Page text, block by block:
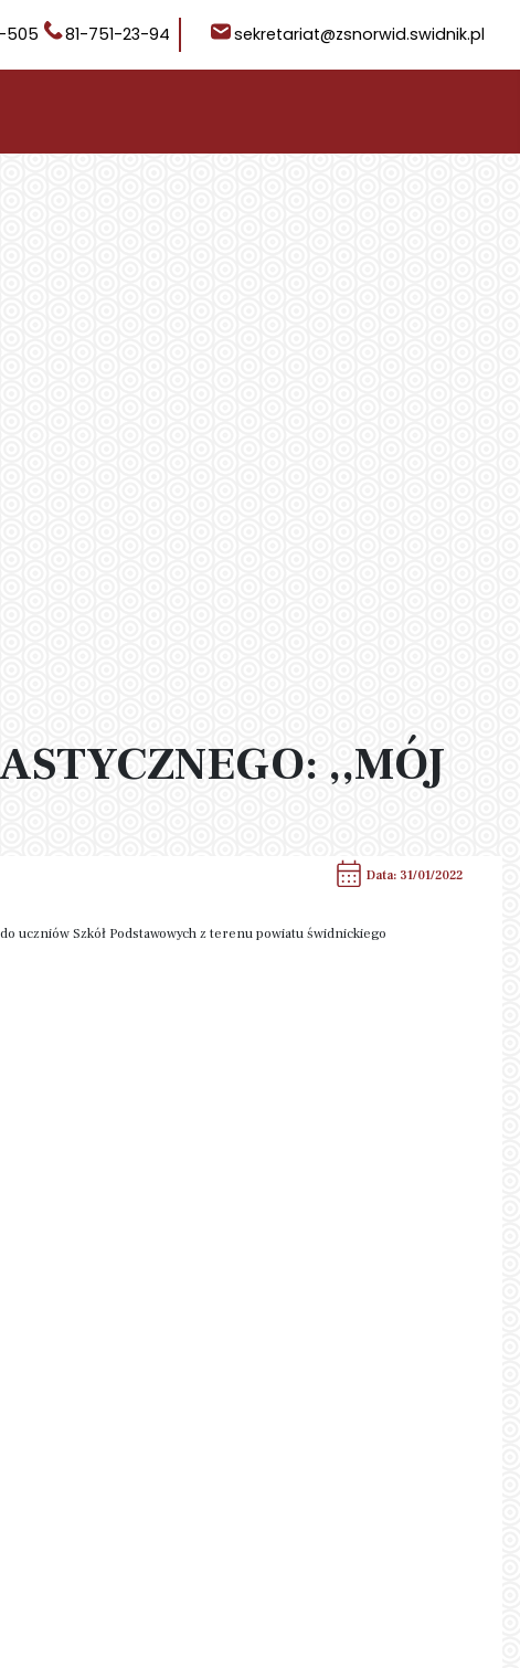
505 81-751-23-94 sekretariat@zsnorwid.swidnik.pl
,,MÓJ
Data: 31/01/2022
uczniów Szkół Podstawowych z terenu powiatu świdnickiego